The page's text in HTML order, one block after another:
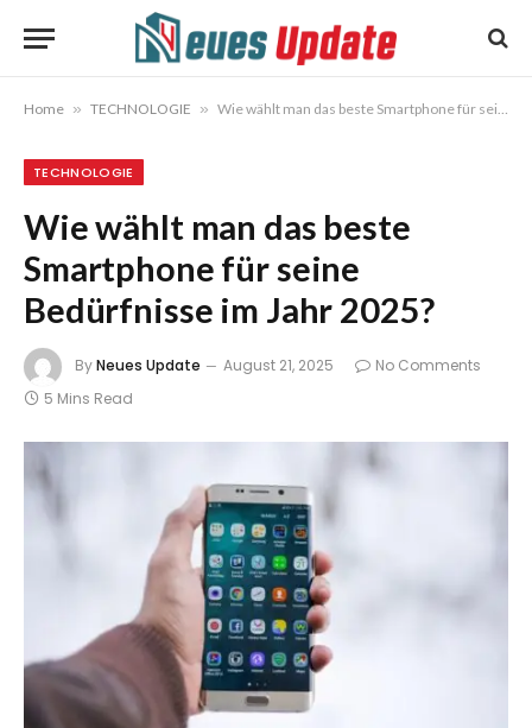
Home » TECHNOLOGIE » Wie wählt man das beste Smartphone für seine Bedürfnisse im Jahr 2025?
TECHNOLOGIE
Wie wählt man das beste
Smartphone für seine
Bedürfnisse im Jahr 2025?
ByNeues Update August 21, 2025
No Comments
5 Mins Read